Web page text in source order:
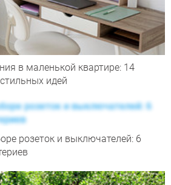
в маленькой квартире: 14
идей
розеток и выключателей: 6